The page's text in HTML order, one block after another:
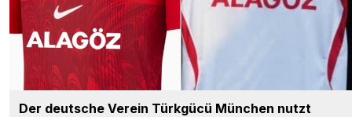
Der deutsche Verein Türkgücü München nutzt